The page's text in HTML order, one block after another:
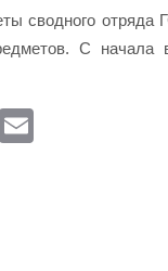
сводного
С
Pr